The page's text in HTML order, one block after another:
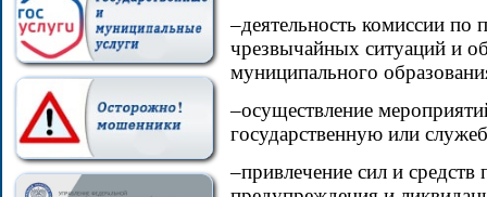
–деятельность комиссии
чрезвычайных ситуаций и
муниципального
–осуществление
государственную или
–привлечение сил и средств